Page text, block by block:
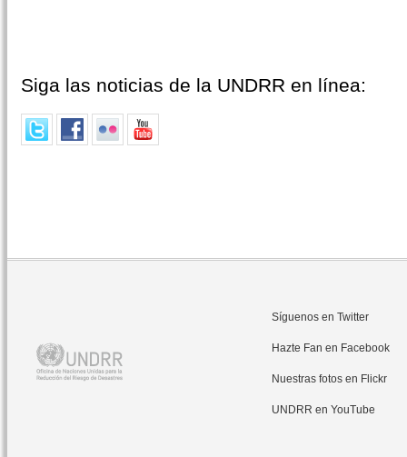
Siga las noticias de la UNDRR en línea:
Síguenos en Twitter
Hazte Fan en Facebook
Nuestras fotos en Flickr
UNDRR en YouTube